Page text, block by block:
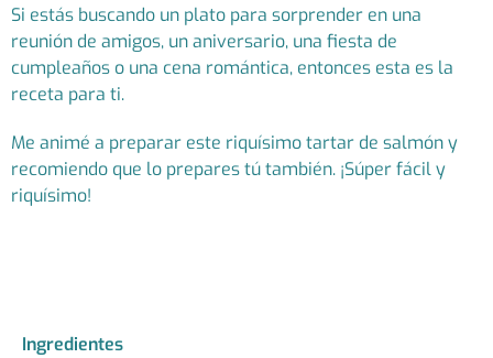
Si estás buscando un plato para sorprender en una
reunión de amigos, un aniversario, una fiesta de
cumpleaños o una cena romántica, entonces esta es la
receta para ti.
Me animé a preparar este riquísimo tartar de salmón y
recomiendo que lo prepares tú también. ¡Súper fácil y
riquísimo!
Ingredientes